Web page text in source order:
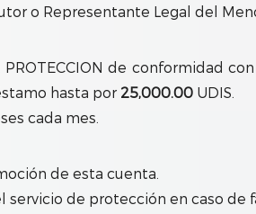
o Representante Legal del
de conformidad
hasta por 25,000.00 UDIS.
cada mes.
de esta cuenta.
servicio de protección en caso de